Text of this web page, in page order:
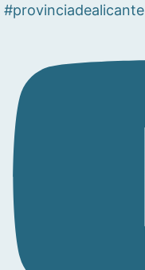
#provinciadealicante